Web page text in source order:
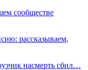
сообществе
рассказываем,
насмерть сбил…